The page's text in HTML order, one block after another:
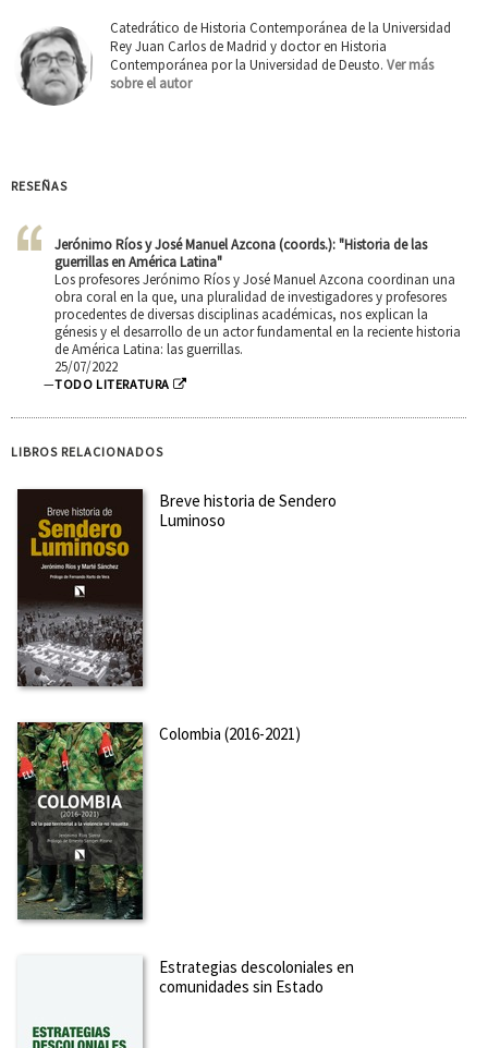
Catedrático de Historia Contemporánea de la Universidad
Rey Juan Carlos de Madrid y doctor en Historia
Contemporánea por la Universidad de Deusto. Ver más
sobre el autor
RESEÑAS
Jerónimo Ríos y José Manuel Azcona (coords.): "Historia de las
guerrillas en América Latina"
Los profesores Jerónimo Ríos y José Manuel Azcona coordinan una
obra coral en la que, una pluralidad de investigadores y profesores
procedentes de diversas disciplinas académicas, nos explican la
génesis y el desarrollo de un actor fundamental en la reciente historia
de América Latina: las guerrillas.
25/07/2022
—TODO LITERATURA
LIBROS RELACIONADOS
Breve historia de Sendero
Luminoso
Colombia (2016-2021)
Estrategias descoloniales en
comunidades sin Estado